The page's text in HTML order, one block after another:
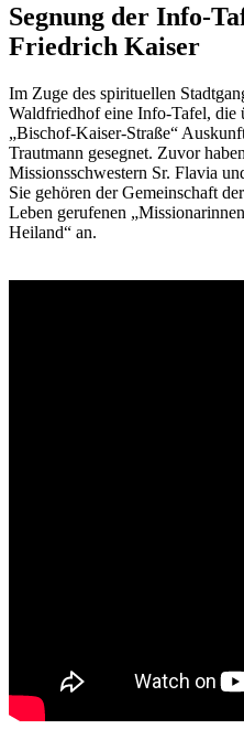
Segnung der Info-
Friedrich Kaiser
Im Zuge des spirituellen
Waldfriedhof eine Info-Tafel, die
„Bischof-Kaiser-Straße“
Trautmann gesegnet. Zuvor
Missionsschwestern Sr. Flavia
Sie gehören der Gemeinschaft
Leben gerufenen
Heiland“ an.